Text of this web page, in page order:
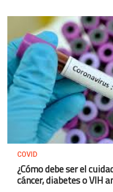
COVID
¿Cómo debe ser el
cáncer, diabetes o VIH